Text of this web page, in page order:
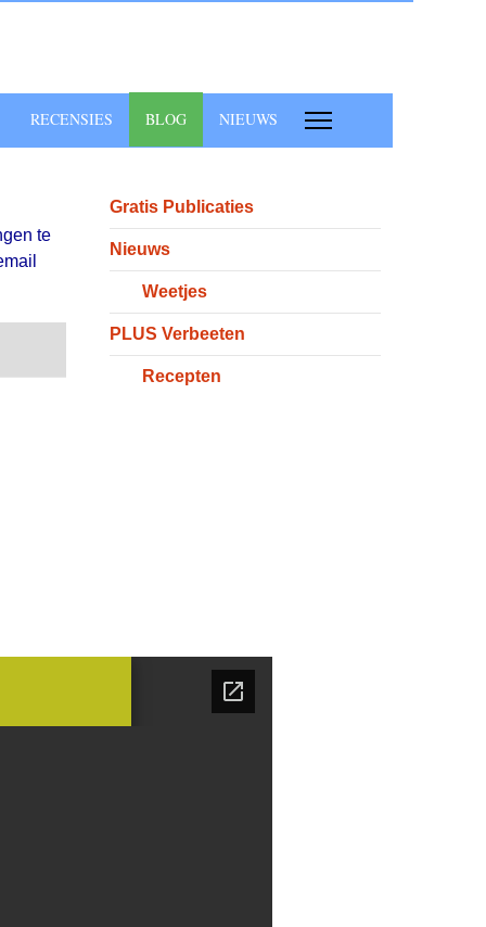
RECENSIES BLOG NIEUWS
te
Abonneer op blog updates
Gratis Publicaties
Nieuws
Weetjes
PLUS Verbeeten
Recepten